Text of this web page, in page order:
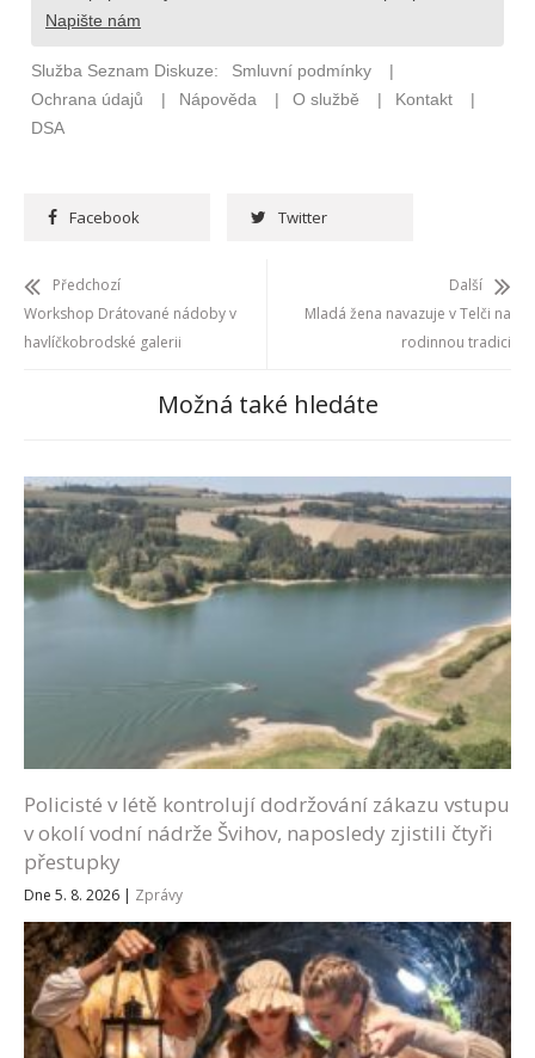
Facebook Twitter
Předchozí
Workshop Drátované nádoby v
havlíčkobrodské galerii
Další
Mladá žena navazuje v Telči na
rodinnou tradici
Možná také hledáte
Policisté v létě kontrolují dodržování zákazu vstupu
v okolí vodní nádrže Švihov, naposledy zjistili čtyři
přestupky
Dne 5. 8. 2026 | Zprávy